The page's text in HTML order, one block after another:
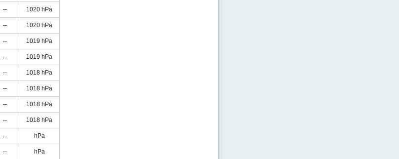
-- 1020 hPa
-- 1020 hPa
-- 1019 hPa
-- 1019 hPa
-- 1018 hPa
-- 1018 hPa
-- 1018 hPa
-- 1018 hPa
-- hPa
-- hPa